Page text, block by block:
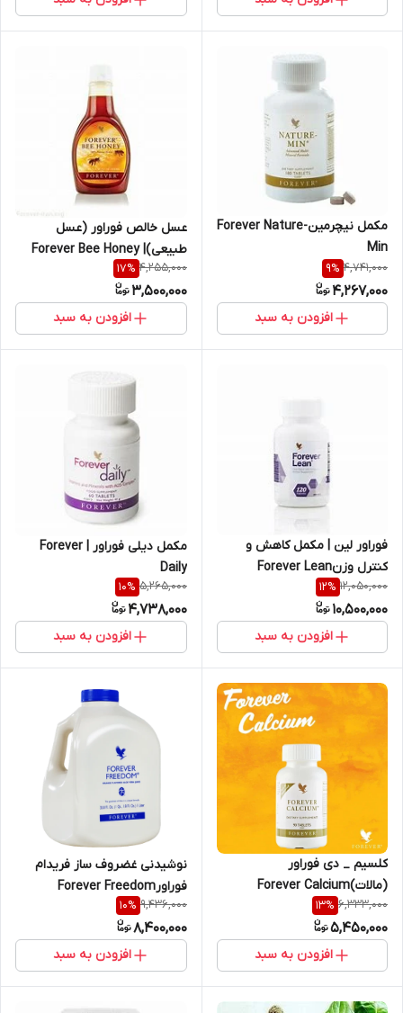
مکمل نیچرمینForever Nature-
Min
4,741,000
9%
4,267,000
افزودن به سبد
عسل خالص فوراور (عسل
طبیعی)| Forever Bee Honey
forever bee honey
4,255,000
17%
3,500,000
افزودن به سبد
فوراور لین | مکمل کاهش و
کنترل وزنForever Lean
12,050,000
12%
10,500,000
افزودن به سبد
مکمل دیلی فوراور | Forever
Daily
5,265,000
10%
4,738,000
افزودن به سبد
کلسیم _ دی فوراور
(مالات)Forever Calcium
6,333,000
13%
5,450,000
افزودن به سبد
نوشیدنی غضروف ساز فریدام
فوراورForever Freedom
Forever Freedom
9,436,000
10%
8,400,000
افزودن به سبد